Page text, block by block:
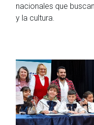
nacionales que
y la cultura.